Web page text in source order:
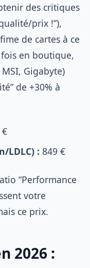
des critiques
prix !”),
de cartes à ce
fois en boutique,
Gigabyte)
de +30% à
€
LDLC) : 849 €
“Performance
votre
ce prix.
2026 :